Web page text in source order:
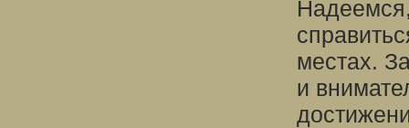
местах.
и